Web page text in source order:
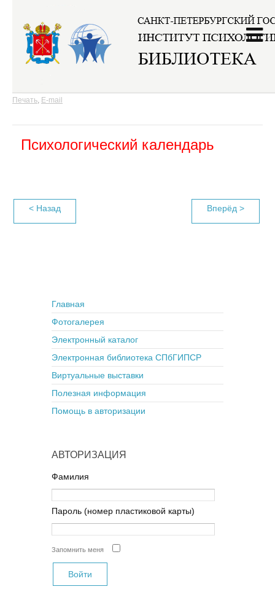
Печать, E-mail
Психологический календарь
< Назад Вперёд >
Главная
Фотогалерея
Электронный каталог
Электронная библиотека СПбГИПСР
Виртуальные выставки
Полезная информация
Помощь в авторизации
АВТОРИЗАЦИЯ
Фамилия
Пароль (номер пластиковой карты)
Запомнить меня